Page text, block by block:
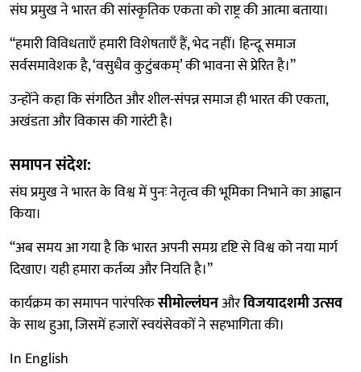
संघ प्रमुख ने भारत की सांस्कृतिक एकता को राष्ट्र की आत्मा बताया।
“हमारी विविधताएँ हमारी विशेषताएँ हैं, भेद नहीं। हिन्दू समाज
सर्वसमावेशक है, ‘वसुधैव कुटुंबकम्’ की भावना से प्रेरित है।”
उन्होंने कहा कि संगठित और शील-संपन्न समाज ही भारत की एकता,
अखंडता और विकास की गारंटी है।
समापन संदेश:
संघ प्रमुख ने भारत के विश्व में पुनः नेतृत्व की भूमिका निभाने का आह्वान
किया।
“अब समय आ गया है कि भारत अपनी समग्र दृष्टि से विश्व को नया मार्ग
दिखाए। यही हमारा कर्तव्य और नियति है।”
कार्यक्रम का समापन पारंपरिकसीमोल्लंघनऔरविजयादशमी उत्सव
के साथ हुआ, जिसमें हजारों स्वयंसेवकों ने सहभागिता की।
In English